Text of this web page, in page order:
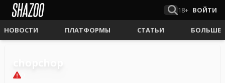
18+ ВОЙТИ
НОВОСТИ ПЛАТФОРМЫ СТАТЬИ БОЛЬШЕ